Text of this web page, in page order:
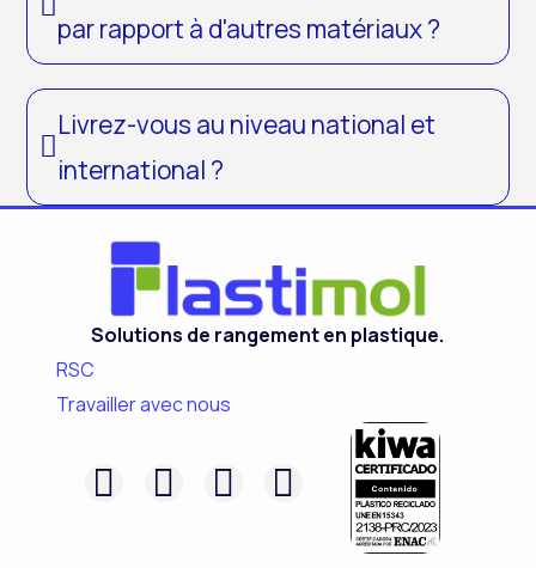
par rapport à d'autres matériaux ?
Livrez-vous au niveau national et
international ?
Solutions de rangement en plastique.
RSC
Travailler avec nous
F L I Y